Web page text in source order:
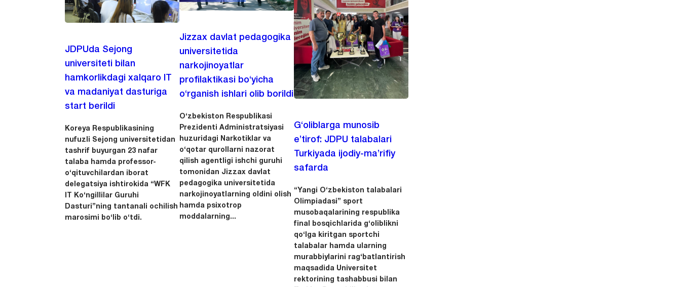
JDPUda Sejong
universiteti bilan
hamkorlikdagi xalqaro IT
va madaniyat dasturiga
start berildi
Koreya Respublikasining
nufuzli Sejong universitetidan
tashrif buyurgan 23 nafar
talaba hamda professor-
o‘qituvchilardan iborat
delegatsiya ishtirokida “WFK
IT Ko‘ngillilar Guruhi
Dasturi”ning tantanali ochilish
marosimi bo‘lib o‘tdi.
Jizzax davlat pedagogika
universitetida
narkojinoyatlar
profilaktikasi bo‘yicha
o‘rganish ishlari olib borildi
O‘zbekiston Respublikasi
Prezidenti Administratsiyasi
huzuridagi Narkotiklar va
o‘qotar qurollarni nazorat
qilish agentligi ishchi guruhi
tomonidan Jizzax davlat
pedagogika universitetida
narkojinoyatlarning oldini olish
hamda psixotrop
moddalarning...
G‘oliblarga munosib
e’tirof: JDPU talabalari
Turkiyada ijodiy-ma’rifiy
safarda
“Yangi O‘zbekiston talabalari
Olimpiadasi” sport
musobaqalarining respublika
final bosqichlarida g‘oliblikni
qo‘lga kiritgan sportchi
talabalar hamda ularning
murabbiylarini rag‘batlantirish
maqsadida Universitet
rektorining tashabbusi bilan